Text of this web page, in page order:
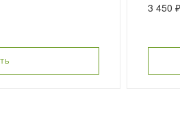
3 450 ₽